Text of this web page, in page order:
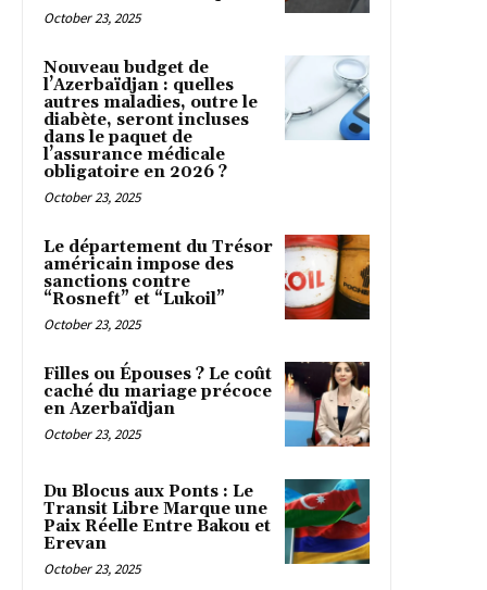
October 23, 2025
Nouveau budget de
l’Azerbaïdjan : quelles
autres maladies, outre le
diabète, seront incluses
dans le paquet de
l’assurance médicale
obligatoire en 2026 ?
October 23, 2025
Le département du Trésor
américain impose des
sanctions contre
“Rosneft” et “Lukoil”
October 23, 2025
Filles ou Épouses ? Le coût
caché du mariage précoce
en Azerbaïdjan
October 23, 2025
Du Blocus aux Ponts : Le
Transit Libre Marque une
Paix Réelle Entre Bakou et
Erevan
October 23, 2025